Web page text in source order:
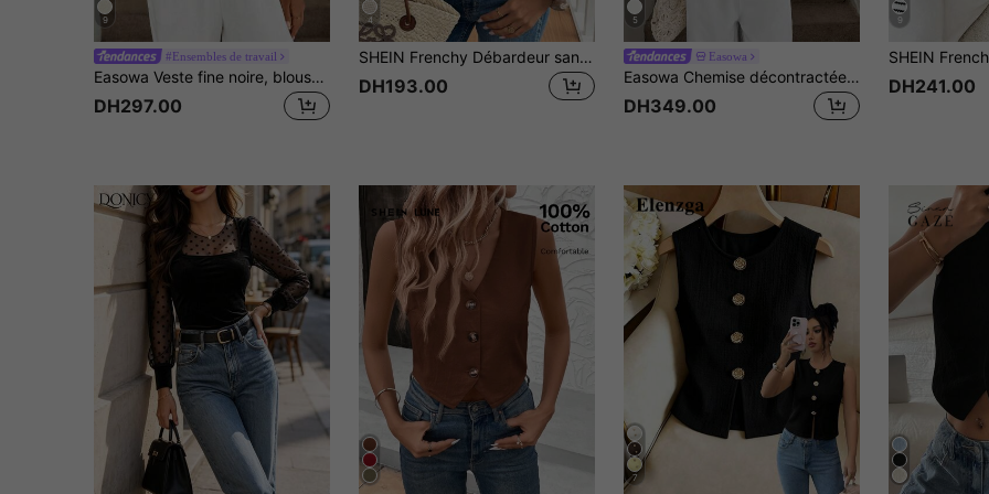
9
#Ensembles de travail
Easowa Veste fine noire, blouse pour tenue de bureau pour femmes
DH297.00
4
SHEIN Frenchy Débardeur sans manche minimaliste unicolore pour femmes
DH193.00
5
Easowa
Easowa Chemise décontractée vintage à col en V, ourlet asymétrique, boutons métalliques, style navette, noire. Gilet noir à boutons, col en V, Top de gilet noir élégant pour femmes
DH349.00
9
DH241.00
7